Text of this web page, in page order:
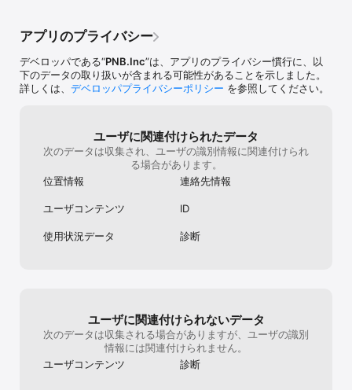
アプリのプライバシー
デベロッパである“PNB.Inc”は、アプリのプライバシー慣行に、以
下のデータの取り扱いが含まれる可能性があることを示しました。
詳しくは、 デベロッパプライバシーポリシー を参照してください。
ユーザに関連付けられたデータ
次のデータは収集され、ユーザの識別情報に関連付けられ
る場合があります。
位置情報
連絡先情報
ユーザコンテンツ ID
使用状況データ 診断
ユーザに関連付けられないデータ
次のデータは収集される場合がありますが、ユーザの識別
情報には関連付けられません。
ユーザコンテンツ
診断